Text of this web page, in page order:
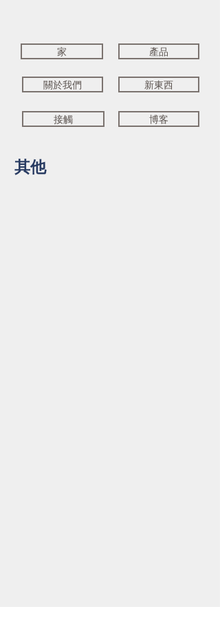
家
關於我們
接觸
產品
新東西
博客
其他